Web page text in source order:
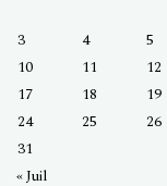
3
4 5
10
11 12
17
18 19
24
25 26
31
« Juil